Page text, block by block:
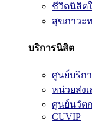
ชีวิตนิสิต
สุขภาวะ
บริการนิสิต
ศูนย์บริก
หน่วยส่ง
ศูนย์นวัตก
CUVIP